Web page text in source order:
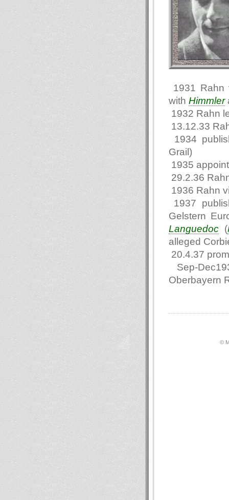
1931 Rahn
with Himmler
1932 Rahn
13.12.33
1934
Grail)
1935
29.2.36
1936 Rahn
1937
Gelstern
Languedoc (
alleged
20.4.37
Sep-
Oberbayern
©